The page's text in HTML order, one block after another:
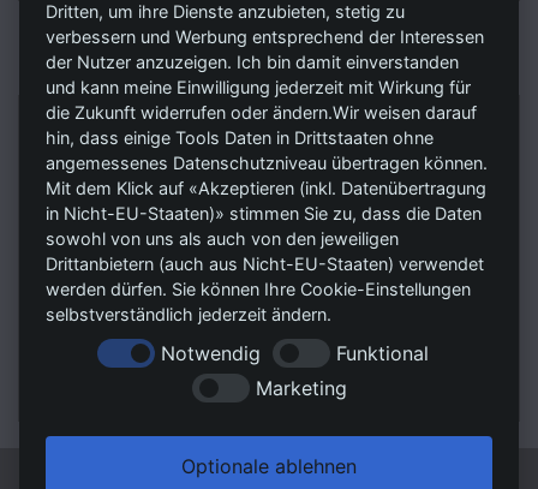
Dritten, um ihre Dienste anzubieten, stetig zu
verbessern und Werbung entsprechend der Interessen
der Nutzer anzuzeigen. Ich bin damit einverstanden
und kann meine Einwilligung jederzeit mit Wirkung für
die Zukunft widerrufen oder ändern.Wir weisen darauf
hin, dass einige Tools Daten in Drittstaaten ohne
angemessenes Datenschutzniveau übertragen können.
Mit dem Klick auf «Akzeptieren (inkl. Datenübertragung
in Nicht-EU-Staaten)» stimmen Sie zu, dass die Daten
sowohl von uns als auch von den jeweiligen
Drittanbietern (auch aus Nicht-EU-Staaten) verwendet
werden dürfen. Sie können Ihre Cookie-Einstellungen
selbstverständlich jederzeit ändern.
Notwendig
Funktional
Marketing
Optionale ablehnen
KONTAKT
RSV Unternehmensmanagement GmbH
Trittauer Straße 7
22946 Großensee
Tel.:04154 - 898 11 11
Fax:04154 - 898 11 19
E-Mail 1: Kaufanfragen@rsvag.de
E-Mail 2: Mietanfragen@rsvag.de
www.RSVImmobilien.de
© RSV Unternehmensmanagement GmbH